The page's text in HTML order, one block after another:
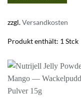
zzgl.Versandkosten
Produkt enthält: 1 Stck